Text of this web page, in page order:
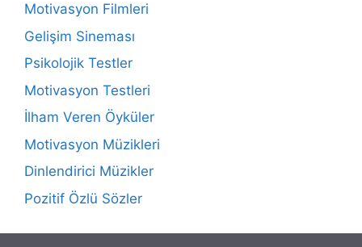
Motivasyon Filmleri
Gelişim Sineması
Psikolojik Testler
Motivasyon Testleri
İlham Veren Öyküler
Motivasyon Müzikleri
Dinlendirici Müzikler
Pozitif Özlü Sözler